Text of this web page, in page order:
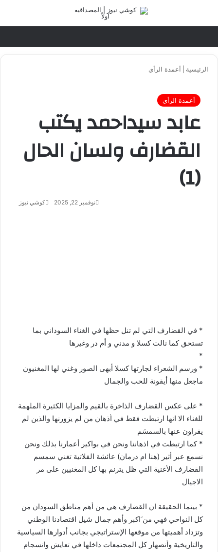
تسجيل الدخول
الرئيسية أعمدة الرأي
أعمدة الرأي
عابد سيداحمد يكتب
القضارف ولسان الحال
(1)
كوشي نيوز نوفمبر 22, 2025
* في القضارف التي لم تنل حظها في الغناء السوداني بما
تستحق كما نالت كسلا و مدني و أم در وغيرها
*
* ورسم الشعراء لجارتها كسلا أبهى الصور وغني لها المغنيون
ماجعل منها أيقونة للحب والجمال
* على عكس القضارف الذاخرة بالقيم والمزايا الكثيرة الملهمة
للغناء الا انها ارتبطت فقط في أذهان من لم يزورنها والذين لم
يقراون عنها بالسمسََم
* كما ارتبطت في اذهاننا ونحن في بواكير أعمارنا بذلك ونحن
نسمع عبر أثير (هنا ام درمان) عائشة الفلاتية تغني سمسم
القضارف الأغنية التي ظل يترنم بها كل المغنيين على مر
الاجيال
* بينما الحقيقة ان القضارف هي من أهم مناطق السودان من
كل النواحي فهي من َاكبر وأهم جمال شيل اقتصادنا الوطني
وتزداد أهميتها من موقعها الإستراتيجي بجانب أدوارها السياسية
والتاريخية وأنصهار كل المجتمعات داخلها في تعايش وانسجام